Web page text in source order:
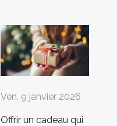
Ven. 9 janvier 2026
Offrir un cadeau qui